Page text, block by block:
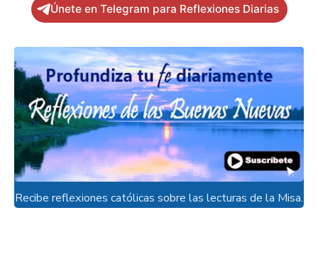
Únete en Telegram para Reflexiones Diarias
Recibe reflexiones católicas sobre las lecturas de la Misa.